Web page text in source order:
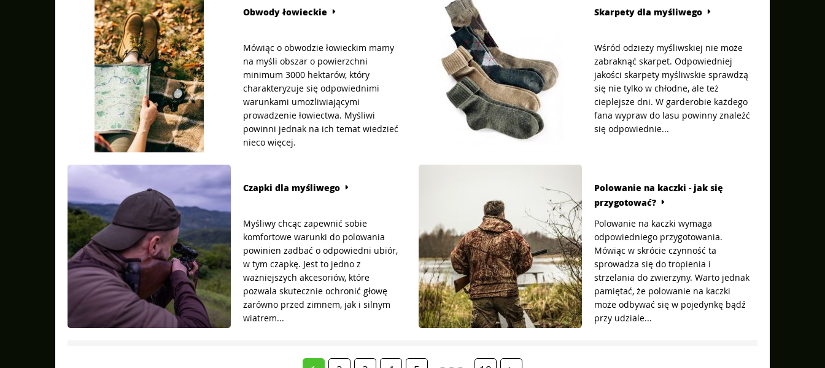
Obwody łowieckie
Mówiąc o obwodzie łowieckim mamy
na myśli obszar o powierzchni
minimum 3000 hektarów, który
charakteryzuje się odpowiednimi
warunkami umożliwiającymi
prowadzenie łowiectwa. Myśliwi
powinni jednak na ich temat wiedzieć
nieco więcej.
Skarpety dla myśliwego
Wśród odzieży myśliwskiej nie może
zabraknąć skarpet. Odpowiedniej
jakości skarpety myśliwskie sprawdzą
się nie tylko w chłodne, ale też
cieplejsze dni. W garderobie każdego
fana wypraw do lasu powinny znaleźć
się odpowiednie...
Czapki dla myśliwego
Myśliwy chcąc zapewnić sobie
komfortowe warunki do polowania
powinien zadbać o odpowiedni ubiór,
w tym czapkę. Jest to jedno z
ważniejszych akcesoriów, które
pozwala skutecznie ochronić głowę
zarówno przed zimnem, jak i silnym
wiatrem...
Polowanie na kaczki - jak się
przygotować?
Polowanie na kaczki wymaga
odpowiedniego przygotowania.
Mówiąc w skrócie czynność ta
sprowadza się do tropienia i
strzelania do zwierzyny. Warto jednak
pamiętać, że polowanie na kaczki
może odbywać się w pojedynkę bądź
przy udziale...